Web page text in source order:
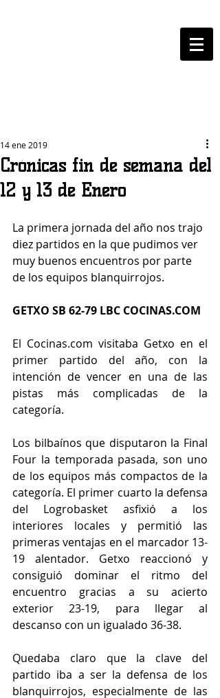
Crónicas fin de semana del
12 y 13 de Enero
14 ene 2019
La primera jornada del año nos trajo
diez partidos en la que pudimos ver
muy buenos encuentros por parte
de los equipos blanquirrojos.
GETXO SB 62-79 LBC COCINAS.COM
El Cocinas.com visitaba Getxo en el
primer partido del año, con la
intención de vencer en una de las
pistas más complicadas de la
categoría.
Los bilbaínos que disputaron la Final
Four la temporada pasada, son uno
de los equipos más compactos de la
categoría. El primer cuarto la defensa
del Logrobasket asfixió a los
interiores locales y permitió las
primeras ventajas en el marcador 13-
19 alentador. Getxo reaccionó y
consiguió dominar el ritmo del
encuentro gracias a su acierto
exterior 23-19, para llegar al
descanso con un igualado 36-38.
Quedaba claro que la clave del
partido iba a ser la defensa de los
blanquirrojos, especialmente de las